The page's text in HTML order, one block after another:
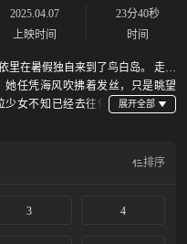
2025.04.07
上映时间
23分40秒
时间
里在暑假独自来到了鸟白岛。 走下
任凭海风吹拂着发丝，只是眺望
女不知已经去往何
从的“岛上的生活”。 在都市生活中
灯塔的少女相遇。 在岛上结识了
排序
3 4